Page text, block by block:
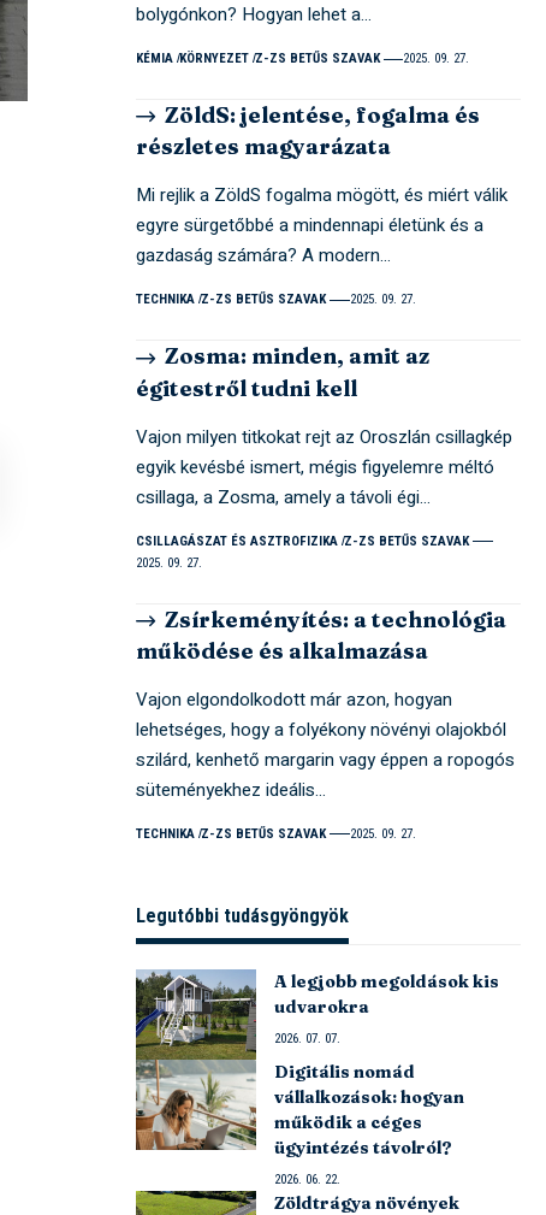
bolygónkon? Hogyan lehet a…
KÉMIA KÖRNYEZET Z-ZS BETŰS SZAVAK 2025. 09. 27.
ZöldS: jelentése, fogalma és
részletes magyarázata
Mi rejlik a ZöldS fogalma mögött, és miért válik
egyre sürgetőbbé a mindennapi életünk és a
gazdaság számára? A modern…
TECHNIKA Z-ZS BETŰS SZAVAK 2025. 09. 27.
Zosma: minden, amit az
égitestről tudni kell
Vajon milyen titkokat rejt az Oroszlán csillagkép
egyik kevésbé ismert, mégis figyelemre méltó
csillaga, a Zosma, amely a távoli égi…
CSILLAGÁSZAT ÉS ASZTROFIZIKA Z-ZS BETŰS SZAVAK
2025. 09. 27.
Zsírkeményítés: a technológia
működése és alkalmazása
Vajon elgondolkodott már azon, hogyan
lehetséges, hogy a folyékony növényi olajokból
szilárd, kenhető margarin vagy éppen a ropogós
süteményekhez ideális…
TECHNIKA Z-ZS BETŰS SZAVAK 2025. 09. 27.
Legutóbbi tudásgyöngyök
A legjobb megoldások kis
udvarokra
2026. 07. 07.
Digitális nomád
vállalkozások: hogyan
működik a céges
ügyintézés távolról?
2026. 06. 22.
Zöldtrágya növények